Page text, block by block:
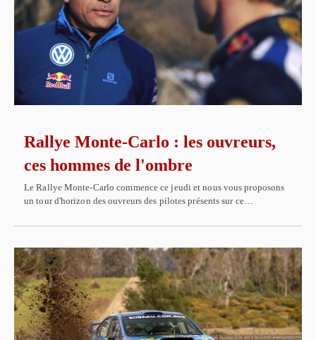
Rallye Monte-Carlo : les ouvreurs,
ces hommes de l'ombre
Le Rallye Monte-Carlo commence ce jeudi et nous vous proposons
un tour d'horizon des ouvreurs des pilotes présents sur ce…